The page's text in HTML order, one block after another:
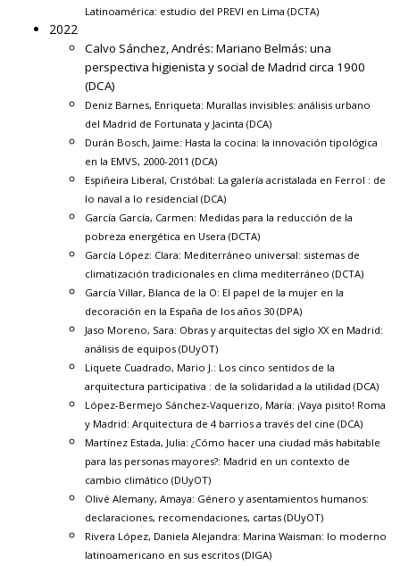
Latinoamérica: estudio del PREVI en Lima (DCTA)
2022
Calvo Sánchez, Andrés: Mariano Belmás: una
perspectiva higienista y social de Madrid circa 1900
(DCA)
Deniz Barnes, Enriqueta: Murallas invisibles: análisis urbano
del Madrid de Fortunata y Jacinta (DCA)
Durán Bosch, Jaime: Hasta la cocina: la innovación tipológica
en la EMVS, 2000-2011 (DCA)
Espiñeira Liberal, Cristóbal: La galería acristalada en Ferrol : de
lo naval a lo residencial (DCA)
García García, Carmen: Medidas para la reducción de la
pobreza energética en Usera (DCTA)
García López: Clara: Mediterráneo universal: sistemas de
climatización tradicionales en clima mediterráneo (DCTA)
García Villar, Blanca de la O: El papel de la mujer en la
decoración en la España de los años 30 (DPA)
Jaso Moreno, Sara: Obras y arquitectas del siglo XX en Madrid:
análisis de equipos (DUyOT)
Liquete Cuadrado, Mario J.: Los cinco sentidos de la
arquitectura participativa : de la solidaridad a la utilidad (DCA)
López-Bermejo Sánchez-Vaquerizo, María: ¡Vaya pisito! Roma
y Madrid: Arquitectura de 4 barrios a través del cine (DCA)
Martínez Estada, Julia: ¿Cómo hacer una ciudad más habitable
para las personas mayores?: Madrid en un contexto de
cambio climático (DUyOT)
Olivé Alemany, Amaya: Género y asentamientos humanos:
declaraciones, recomendaciones, cartas (DUyOT)
Rivera López, Daniela Alejandra: Marina Waisman: lo moderno
latinoamericano en sus escritos (DIGA)